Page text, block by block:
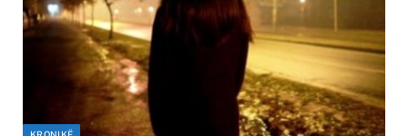
KRONIKË